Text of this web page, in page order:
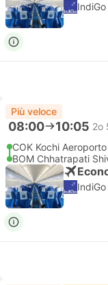
IndiGo
Più veloce
08:00 10:05 2o
COK Kochi
BOM Chhatrapati
IndiGo